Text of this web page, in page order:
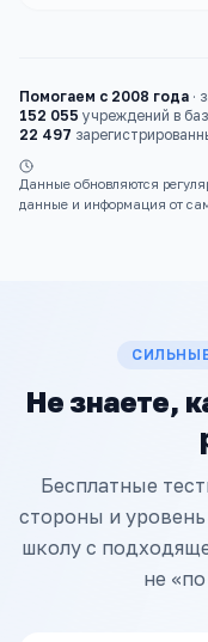
Помогаем с 2008 года ·
152 055 учреждений в
22 497
Данные обновляются
данные и информация от
Не знаете,
Бесплатные
стороны и
школу с
не